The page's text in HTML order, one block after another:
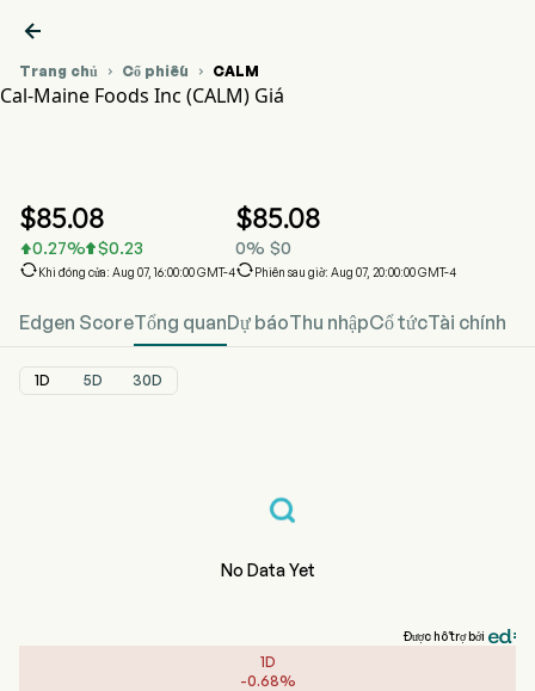

Trang chủ  Cổ phiếu  CALM
Cal-Maine Foods Inc (CALM) Giá
$85.08
0.27% $0.23
Khi đóng cửa: Aug 07, 16:00:00 GMT-4
$85.08
0% $0
Phiên sau giờ: Aug 07, 20:00:00 GMT-4
Edgen ScoreTổng quanDự báoThu nhậpCổ tứcTài chính
1D 5D 30D
No Data Yet
Được hỗ trợ bởi
1D
-0.68%